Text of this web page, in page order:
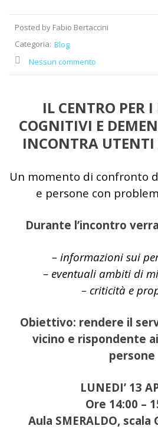
Posted by Fabio Bertaccini
Categoria: Blog
Nessun commento
IL CENTRO PER
COGNITIVI E
INCONTRA
Un momento di confronto
e persone con
Durante l’incontro
– informazioni sui
– eventuali ambiti di
– criticità e
Obiettivo: rendere il
vicino e rispondente
persone
LUNEDI’ 13
Ore 14:00 –
Aula SMERALDO,